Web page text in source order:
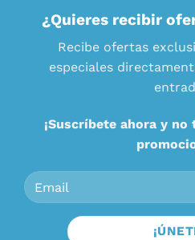
¿Quieres recibir
Recibe ofertas
especiales
¡Suscríbete ahora y